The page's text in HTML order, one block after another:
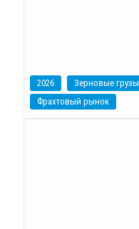
2026 Зерновые грузы
Фрахтовый рынок